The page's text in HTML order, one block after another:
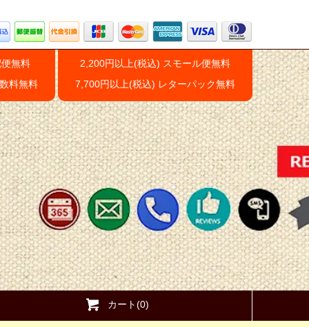
無料
料無料
2,200円以上(税込) スモール便無料
7,700円以上(税込) レターパック無料
カート(0)